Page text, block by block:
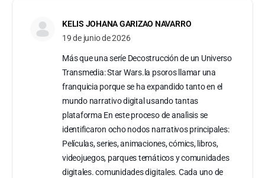
KELIS JOHANA GARIZAO NAVARRO
19 de junio de 2026
Más que una seríe Decostrucción de un Universo
Transmedia: Star Wars.la psoros llamar una
franquicia porque se ha expandido tanto en el
mundo narrativo digital usando tantas
plataforma En este proceso de analìsis se
identificaron ocho nodos narrativos principales:
Películas, series, animaciones, cómics, libros,
videojuegos, parques temáticos y comunidades
digitales. comunidades digitales. Cada uno de